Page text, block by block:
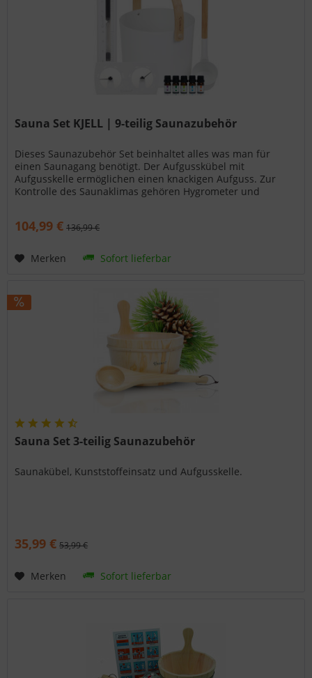
Sauna Set KJELL | 9-teilig Saunazubehör
Dieses Saunazubehör Set beinhaltet alles was man für
einen Saunagang benötigt. Der Aufgusskübel mit
Aufgusskelle ermöglichen einen knackigen Aufguss. Zur
Kontrolle des Saunaklimas gehören Hygrometer und
104,99 € 136,99 €
Merken Sofort lieferbar
Sauna Set 3-teilig Saunazubehör
Saunakübel, Kunststoffeinsatz und Aufgusskelle.
35,99 € 53,99 €
Merken Sofort lieferbar